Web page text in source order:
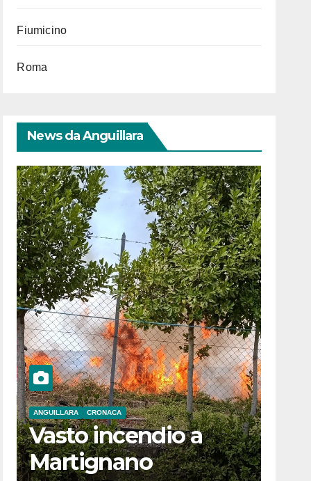
Fiumicino
Roma
News da Anguillara
ANGUILLARA CRONACA
Vasto incendio a
Martignano